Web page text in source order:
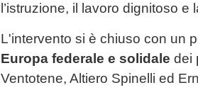
l’istruzione, il lavoro dignitoso e
L'intervento si è chiuso con un
Europa federale e solidale dei
Ventotene, Altiero Spinelli ed